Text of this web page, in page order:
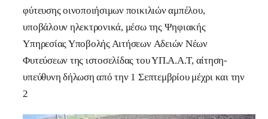
φύτευσης οινοποιήσιμων ποικιλιών αμπέλου,
υποβάλουν ηλεκτρονικά, μέσω της Ψηφιακής
Υπηρεσίας Υποβολής Αιτήσεων Αδειών Νέων
Φυτεύσεων της ιστοσελίδας του ΥΠ.Α.Α.Τ, αίτηση-
υπεύθυνη δήλωση από την 1 Σεπτεμβρίου μέχρι και την
2